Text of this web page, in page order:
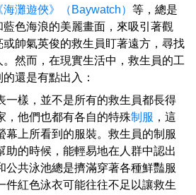
海灘遊俠》（Baywatch） 等，總是
色海浪的美麗畫面，來吸引著觀
帥氣英俊的救生員盯著遠方，尋找
然而，在現實生活中，救生員的工
還是有點出入：
一樣，並不是所有的救生員都長得
，他們也都有各自的特殊制服 ，這
幕上所看到的服裝。救生員的制服
助的時候，能輕易地在人群中認出
公共泳池總是擠滿穿著各種鮮豔服
件紅色泳衣可能往往不足以讓救生